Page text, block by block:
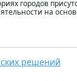
городов
на
решений